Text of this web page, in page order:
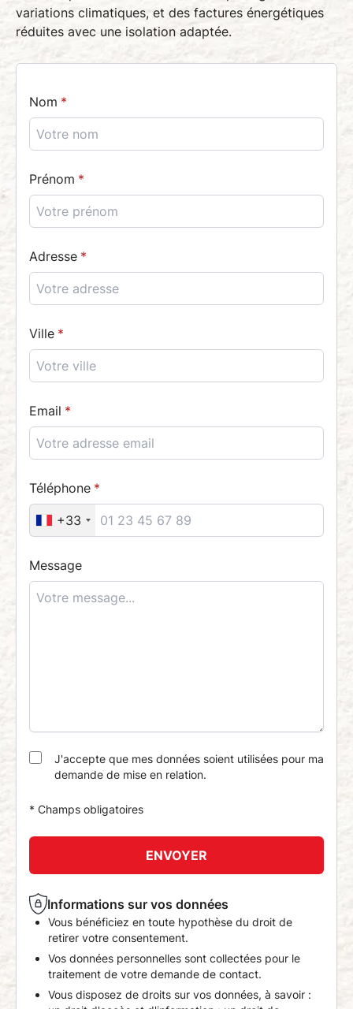
variations climatiques, et des factures énergétiques
réduites avec une isolation adaptée.
Nom
Prénom
Adresse
Ville
Email
Téléphone
+33
Message
J'accepte que mes données soient utilisées pour ma
demande de mise en relation.
* Champs obligatoires
ENVOYER
Informations sur vos données
Vous bénéficiez en toute hypothèse du droit de
retirer votre consentement.
Vos données personnelles sont collectées pour le
traitement de votre demande de contact.
Vous disposez de droits sur vos données, à savoir :